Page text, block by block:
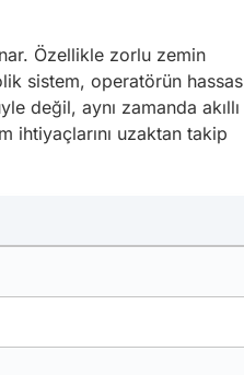
Özellikle zorlu zemin
sistem, operatörün hassas
değil, aynı zamanda akıllı
ihtiyaçlarını uzaktan takip